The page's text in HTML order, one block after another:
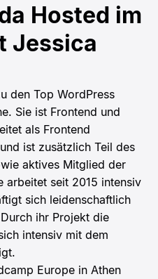
Hosted im
Jessica
den Top WordPress
Sie ist Frontend und
als Frontend
ist zusätzlich Teil des
aktives Mitglied der
arbeitet seit 2015 intensiv
sich leidenschaftlich
ihr Projekt die
intensiv mit dem
Europe in Athen